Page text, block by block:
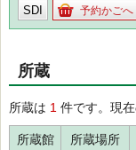
SDI 予約かごへ
所蔵
所蔵は 1 件です。現
所蔵館 所蔵場所